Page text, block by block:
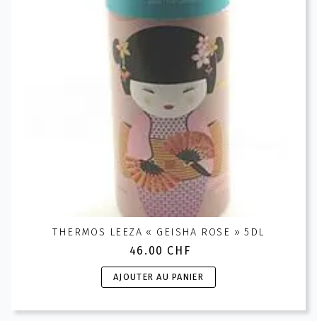
THERMOS LEEZA « GEISHA ROSE » 5DL
46.00 CHF
AJOUTER AU PANIER